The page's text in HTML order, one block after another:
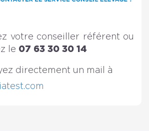
votre conseiller référent ou
le 07 63 30 30 14
directement un mail à